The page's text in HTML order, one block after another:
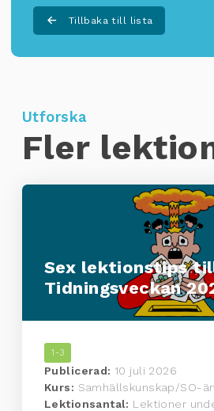
Tillbaka till lista
Utforska
Fler
Sex lektionstips
Tidningsveckan
1-3
Publicerad: 10 juli 2026
Kurs: Samhällskunskap/SO-
Lektionsantal: Lektioner